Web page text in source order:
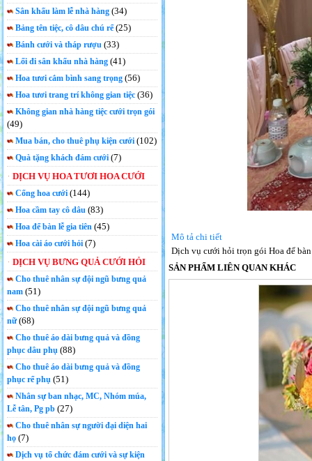
Sân khấu làm lễ nhà hàng (34)
Bảng tên tiệc, cô dâu chú rể(25)
Bánh cưới và tháp rượu (33)
Lối đi sân khấu nhà hàng (41)
Hoa tươi cắm bình sang trọng (56)
Hoa tươi trang trí không gian tiệc (36)
Không gian nhà hàng tiệc cưới trọn gói
(49)
Mua bán, cho thuê phụ kiện cưới (102)
Quà tặng khách đám cưới (7)
DỊCH VỤ HOA TƯƠI HOA CƯỚI
Cổng hoa cưới (144)
Hoa cầm tay cô dâu(83)
Hoa để bàn lễ gia tiên (45)
Hoa cài áo cưới hỏi (7)
DỊCH VỤ BƯNG QUẢ CƯỚI HỎI
Cho thuê nhân sự đội ngũ bưng quả
nam (51)
Cho thuê nhân sự đội ngũ bưng quả
nữ(68)
Cho thuê áo dài bưng quả và đồng
phục dâu phụ (88)
Cho thuê áo dài bưng quả và đồng
phục rể phụ (51)
Nhân sự ban nhạc, MC, Nhóm múa,
Lễ tân, Pg pb (27)
Cho thuê nhân sự người đại diện hai
họ (7)
Dịch vụ tổ chức đám cưới và sự kiện
Mô tả chi tiết
Dịch vụ cưới hỏi trọn gói Hoa để
SẢN PHẨM LIÊN QUAN KHÁC